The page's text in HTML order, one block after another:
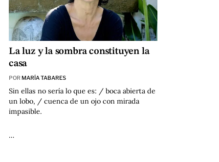
La luz y la sombra constituyen la
casa
POR MARÍA TABARES
Sin ellas no sería lo que es: / boca abierta de
un lobo, / cuenca de un ojo con mirada
impasible.
…